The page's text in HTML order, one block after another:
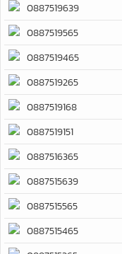
0887519639
0887519565
0887519465
0887519265
0887519168
0887519151
0887516365
0887515639
0887515565
0887515465